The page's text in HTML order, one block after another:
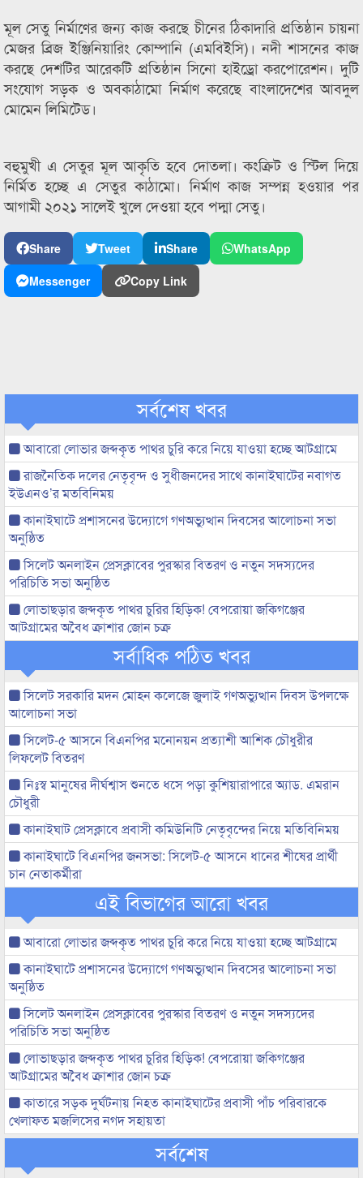
মূল সেতু নির্মাণের জন্য কাজ করছে চীনের ঠিকাদারি প্রতিষ্ঠান চায়না
মেজর ব্রিজ ইঞ্জিনিয়ারিং কোম্পানি (এমবিইসি)। নদী শাসনের কাজ
করছে দেশটির আরেকটি প্রতিষ্ঠান সিনো হাইড্রো করপোরেশন। দুটি
সংযোগ সড়ক ও অবকাঠামো নির্মাণ করেছে বাংলাদেশের আবদুল
মোমেন লিমিটেড।
বহুমুখী এ সেতুর মূল আকৃতি হবে দোতলা। কংক্রিট ও স্টিল দিয়ে
নির্মিত হচ্ছে এ সেতুর কাঠামো। নির্মাণ কাজ সম্পন্ন হওয়ার পর
আগামী ২০২১ সালেই খুলে দেওয়া হবে পদ্মা সেতু।
Share Tweet Share
WhatsApp
Messenger
Copy Link
সর্বশেষ খবর
আবারো লোভার জব্দকৃত পাথর চুরি করে নিয়ে যাওয়া হচ্ছে আটগ্রামে
রাজনৈতিক দলের নেতৃবৃন্দ ও সুধীজনদের সাথে কানাইঘাটের নবাগত
ইউএনও’র মতবিনিময়
কানাইঘাটে প্রশাসনের উদ্যোগে গণঅভ্যুত্থান দিবসের আলোচনা সভা
অনুষ্ঠিত
সিলেট অনলাইন প্রেসক্লাবের পুরস্কার বিতরণ ও নতুন সদস্যদের
পরিচিতি সভা অনুষ্ঠিত
লোভাছড়ার জব্দকৃত পাথর চুরির হিড়িক! বেপরোয়া জকিগঞ্জের
আটগ্রামের অবৈধ ক্রাশার জোন চক্র
সর্বাধিক পঠিত খবর
সিলেট সরকারি মদন মোহন কলেজে জুলাই গণঅভ্যুত্থান দিবস উপলক্ষে
আলোচনা সভা
সিলেট-৫ আসনে বিএনপির মনোনয়ন প্রত্যাশী আশিক চৌধুরীর
লিফলেট বিতরণ
নিঃস্ব মানুষের দীর্ঘশ্বাস শুনতে ধসে পড়া কুশিয়ারাপারে অ্যাড. এমরান
চৌধুরী
কানাইঘাট প্রেসক্লাবে প্রবাসী কমিউনিটি নেতৃবৃন্দের নিয়ে মতিবিনিময়
কানাইঘাটে বিএনপির জনসভা: সিলেট-৫ আসনে ধানের শীষের প্রার্থী
চান নেতাকর্মীরা
এই বিভাগের আরো খবর
আবারো লোভার জব্দকৃত পাথর চুরি করে নিয়ে যাওয়া হচ্ছে আটগ্রামে
কানাইঘাটে প্রশাসনের উদ্যোগে গণঅভ্যুত্থান দিবসের আলোচনা সভা
অনুষ্ঠিত
সিলেট অনলাইন প্রেসক্লাবের পুরস্কার বিতরণ ও নতুন সদস্যদের
পরিচিতি সভা অনুষ্ঠিত
লোভাছড়ার জব্দকৃত পাথর চুরির হিড়িক! বেপরোয়া জকিগঞ্জের
আটগ্রামের অবৈধ ক্রাশার জোন চক্র
কাতারে সড়ক দুর্ঘটনায় নিহত কানাইঘাটের প্রবাসী পাঁচ পরিবারকে
খেলাফত মজলিসের নগদ সহায়তা
সর্বশেষ